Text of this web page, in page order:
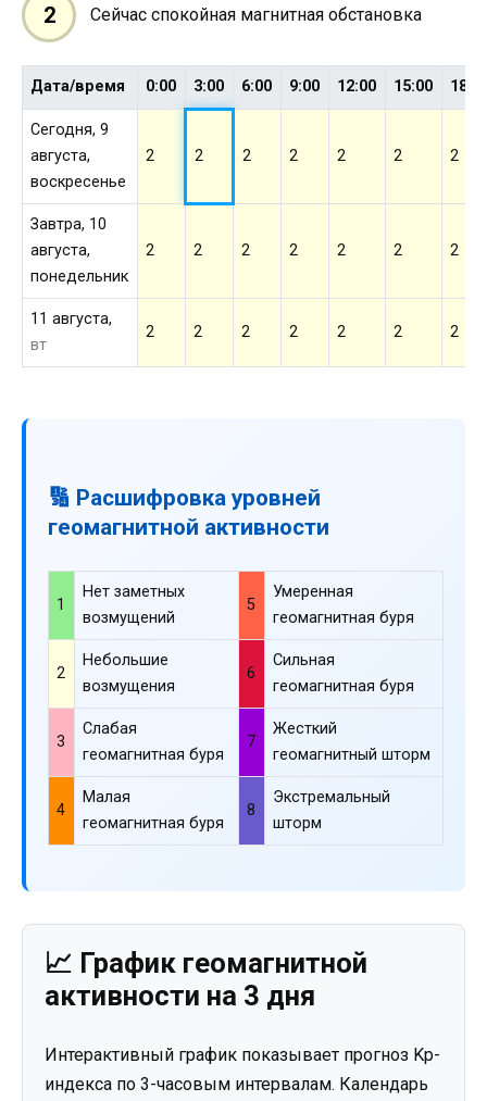
2 Сейчас спокойная магнитная обстановка
Дата/время 0:00 3:00 6:00 9:00 12:00 15:00
Сегодня, 9
августа,
воскресенье
2 2 2 2 2 2 2
Завтра, 10
августа,
понедельник
2 2 2 2 2 2 2
11 августа,
вт
2 2 2 2 2 2 2
🔢 Расшифровка уровней
геомагнитной активности
1
Нет заметных
возмущений
5
Умеренная
геомагнитная буря
2
Небольшие
возмущения
6
Сильная
геомагнитная буря
3
Слабая
геомагнитная буря
7
Жесткий
геомагнитный шторм
4
Малая
геомагнитная буря
8
Экстремальный
шторм
📈 График геомагнитной
активности на 3 дня
Интерактивный график показывает прогноз Kp-
индекса по 3-часовым интервалам. Календарь